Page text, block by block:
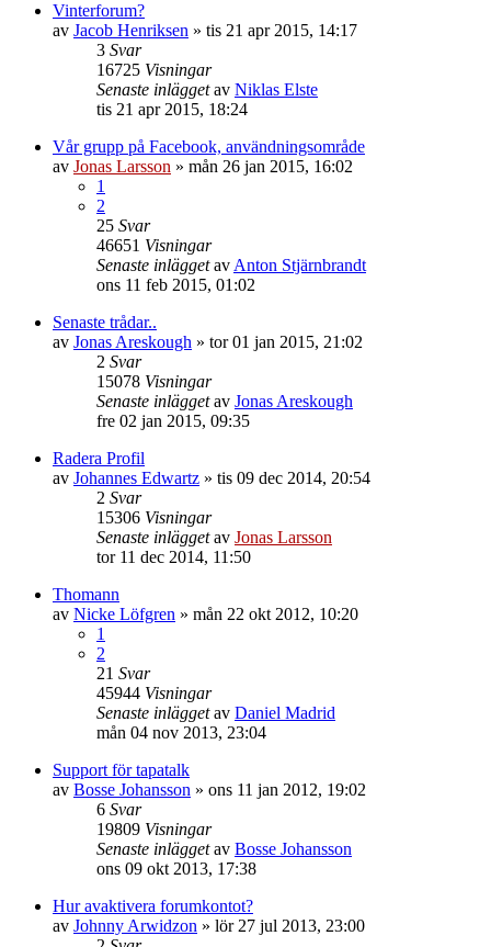
Vinterforum?
av Jacob Henriksen » tis 21 apr 2015, 14:17
3 Svar
16725 Visningar
Senaste inläggetav Niklas Elste
tis 21 apr 2015, 18:24
Vår grupp på Facebook, användningsområde
av Jonas Larsson » mån 26 jan 2015, 16:02
1
2
25 Svar
46651 Visningar
Senaste inläggetav Anton Stjärnbrandt
ons 11 feb 2015, 01:02
Senaste trådar..
av Jonas Areskough » tor 01 jan 2015, 21:02
2 Svar
15078 Visningar
Senaste inläggetav Jonas Areskough
fre 02 jan 2015, 09:35
Radera Profil
av Johannes Edwartz » tis 09 dec 2014, 20:54
2 Svar
15306 Visningar
Senaste inläggetav Jonas Larsson
tor 11 dec 2014, 11:50
Thomann
av Nicke Löfgren » mån 22 okt 2012, 10:20
1
2
21 Svar
45944 Visningar
Senaste inläggetav Daniel Madrid
mån 04 nov 2013, 23:04
Support för tapatalk
av Bosse Johansson » ons 11 jan 2012, 19:02
6 Svar
19809 Visningar
Senaste inläggetav Bosse Johansson
ons 09 okt 2013, 17:38
Hur avaktivera forumkontot?
av Johnny Arwidzon » lör 27 jul 2013, 23:00